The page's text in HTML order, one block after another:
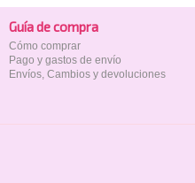
Guía de compra
Cómo comprar
Pago y gastos de envío
Envíos, Cambios y devoluciones